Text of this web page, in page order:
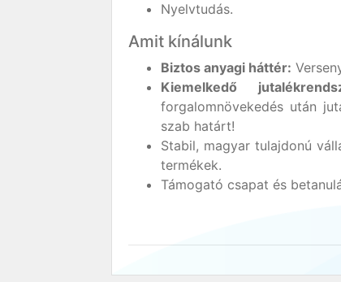
Nyelvtudás.
Amit kínálunk
Biztos anyagi háttér:
Kiemelkedő
forgalomnövekedés után
szab határt!
Stabil, magyar tulajdonú
termékek.
Támogató csapat és